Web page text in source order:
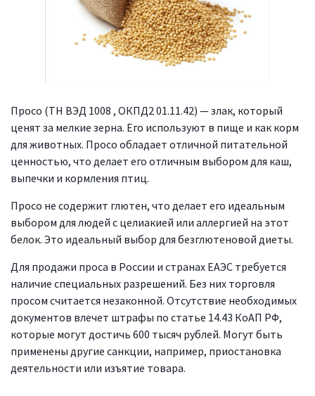
Просо (ТН ВЭД 1008 , ОКПД2 01.11.42) — злак, который
ценят за мелкие зерна. Его используют в пище и как корм
для животных. Просо обладает отличной питательной
ценностью, что делает его отличным выбором для каш,
выпечки и кормления птиц.
Просо не содержит глютен, что делает его идеальным
выбором для людей с целиакией или аллергией на этот
белок. Это идеальный выбор для безглютеновой диеты.
Для продажи проса в России и странах ЕАЭС требуется
наличие специальных разрешений. Без них торговля
просом считается незаконной. Отсутствие необходимых
документов влечет штрафы по статье 14.43 КоАП РФ,
которые могут достичь 600 тысяч рублей. Могут быть
применены другие санкции, например, приостановка
деятельности или изъятие товара.